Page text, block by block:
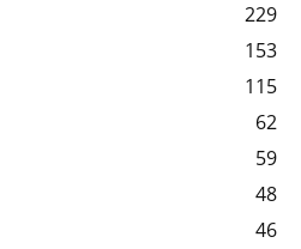
229
153
115
62
59
48
46